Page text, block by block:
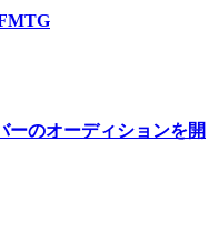
ーのオーディションを開